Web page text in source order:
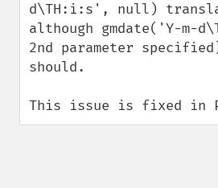
d\TH:i:s', null)
although gmdate('Y-m-
2nd parameter
should.
This issue is fixed in